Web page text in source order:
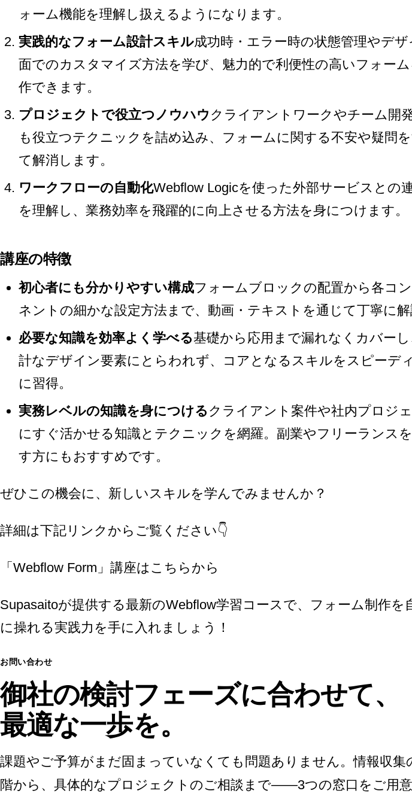
ォーム機能を理解し扱えるようになります。
実践的なフォーム設計スキル成功時・エラー時の状態管理やデザ
面でのカスタマイズ方法を学び、魅力的で利便性の高いフォーム
作できます。
プロジェクトで役立つノウハウ クライアントワークやチーム開
も役立つテクニックを詰め込み、フォームに関する不安や疑問
て解消します。
ワークフローの自動化Webflow Logicを使った外部サービスとの
を理解し、業務効率を飛躍的に向上させる方法を身につけます。
講座の特徴
初心者にも分かりやすい構成フォームブロックの配置から各コ
ネントの細かな設定方法まで、動画・テキストを通じて丁寧に解
必要な知識を効率よく学べる基礎から応用まで漏れなくカバー
計なデザイン要素にとらわれず、コアとなるスキルをスピーデ
に習得。
実務レベルの知識を身につける クライアント案件や社内プロジ
にすぐ活かせる知識とテクニックを網羅。副業やフリーランス
す方にもおすすめです。
ぜひこの機会に、新しいスキルを学んでみませんか？
詳細は下記リンクからご覧ください👇
「Webflow Form」講座はこちらから
Supasaitoが提供する最新のWebflow学習コースで、フォーム制作を
に操れる実践力を手に入れましょう！
お問い合わせ
御社の検討フェーズに合わせて、
最適な一歩を。
課題やご予算がまだ固まっていなくても問題ありません。情報収集
階から、具体的なプロジェクトのご相談まで——3つの窓口をご用